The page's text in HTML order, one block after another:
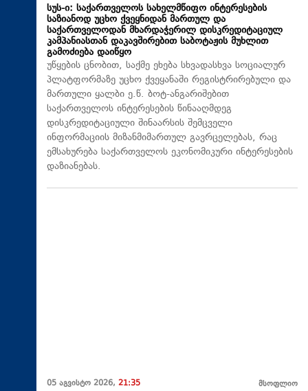
სუს-ი: საქართველოს სახელმწიფო ინტერესების
საზიანოდ უცხო ქვეყნიდან მართულ და
საქართველოდან მხარდაჭერილ დისკრედიტაციულ
კამპანიასთან დაკავშირებით საბოტაჟის მუხლით
გამოძიება დაიწყო
უწყების ცნობით, საქმე ეხება სხვადასხვა სოციალურ
პლატფორმაზე უცხო ქვეყანაში რეგისტრირებული და
მართული ყალბი ე.წ. ბოტ-ანგარიშებით
საქართველოს ინტერესების წინააღმდეგ
დისკრედიტაციული შინაარსის შემცველი
ინფორმაციის მიზანმიმართულ გავრცელებას, რაც
ემსახურება საქართველოს ეკონომიკური ინტერესების
დაზიანებას.
05 აგვისტო 2026, 21:35 მსოფლიო